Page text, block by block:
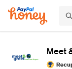
Meet